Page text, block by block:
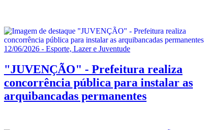
12/06/2026 - Esporte, Lazer e Juventude
"JUVENÇÃO" - Prefeitura realiza
concorrência pública para instalar as
arquibancadas permanentes